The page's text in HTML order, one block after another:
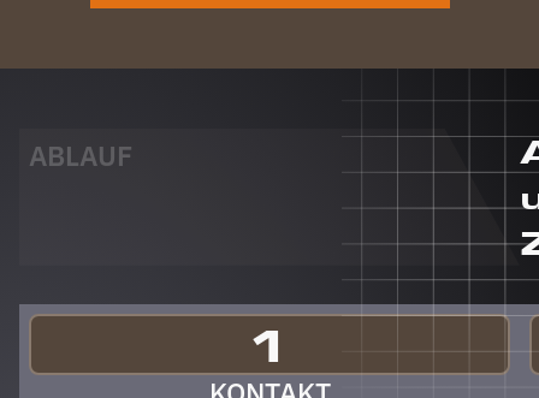
geplant.
Dieser
jeden Fall
Zäune
gehen.
Klare
von uns!
PS Nach
ABLAUF
1